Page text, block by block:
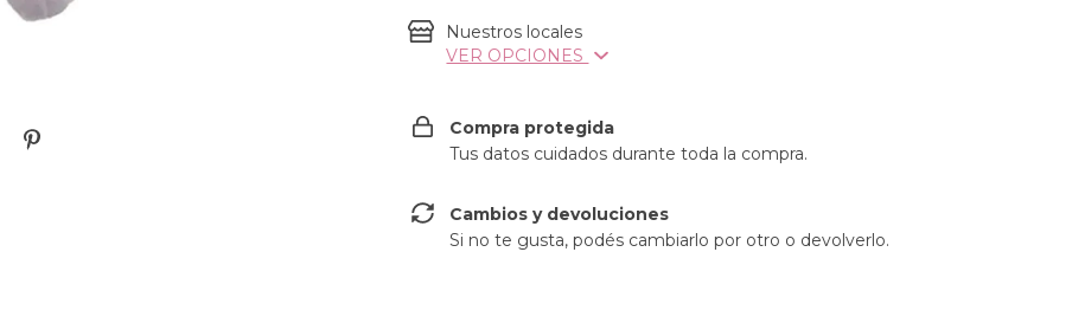
Nuestros locales
VER OPCIONES
Compra protegida
Tus datos cuidados durante toda la compra.
Cambios y devoluciones
Si no te gusta, podés cambiarlo por otro o devolverlo.